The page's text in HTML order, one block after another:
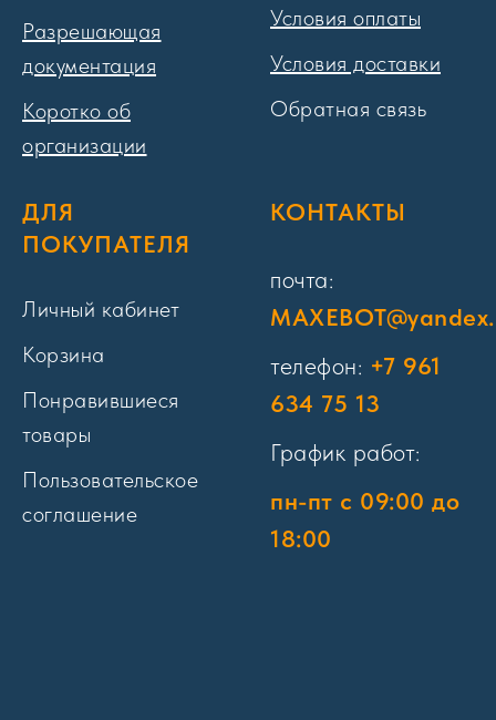
Разрешающая
документация
Коротко об
организации
Условия оплаты
Условия доставки
Обратная связь
ДЛЯ
ПОКУПАТЕЛЯ
Личный кабинет
Корзина
Понравившиеся
товары
Пользовательское
соглашение
КОНТАКТЫ
почта:
телефон: +7 961
634 75 13
График работ:
пн-пт с 09:00 до
18:00